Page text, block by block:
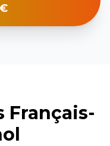
Français-